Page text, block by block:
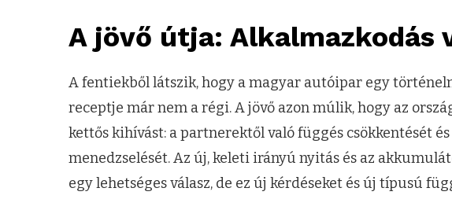
A jövő útja: Alkalmazkodás
A fentiekből látszik, hogy a magyar autóipar egy
receptje már nem a régi. A jövő azon múlik, hogy az
kettős kihívást: a partnerektől való függés csökkentését
menedzselését. Az új, keleti irányú nyitás és az
egy lehetséges válasz, de ez új kérdéseket és új típusú